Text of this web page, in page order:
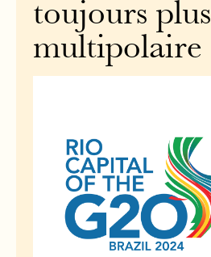
toujours plus
multipolaire